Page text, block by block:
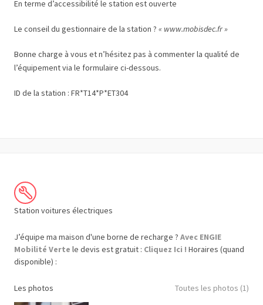
En terme d’accessibilité le station est ouverte
Le conseil du gestionnaire de la station ? « www.mobisdec.fr »
Bonne charge à vous et n’hésitez pas à commenter la qualité de
l’équipement via le formulaire ci-dessous.
ID de la station : FR*T14*P*ET304
Station voitures électriques
J’équipe ma maison d'une borne de recharge ? Avec ENGIE
Mobilité Verte le devis est gratuit : Cliquez Ici ! Horaires (quand
disponible) :
Les photos Toutes les photos (1)